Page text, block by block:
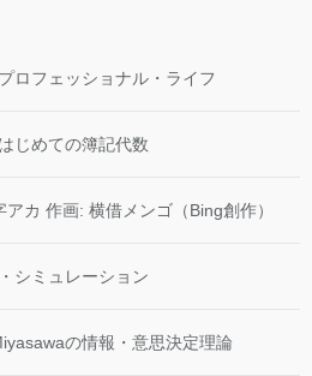
ロフェッショナル・ライフ
じめての簿記代数
アカ 作画: 横借メンゴ（Bing創作）
シミュレーション
の情報・意思決定理論